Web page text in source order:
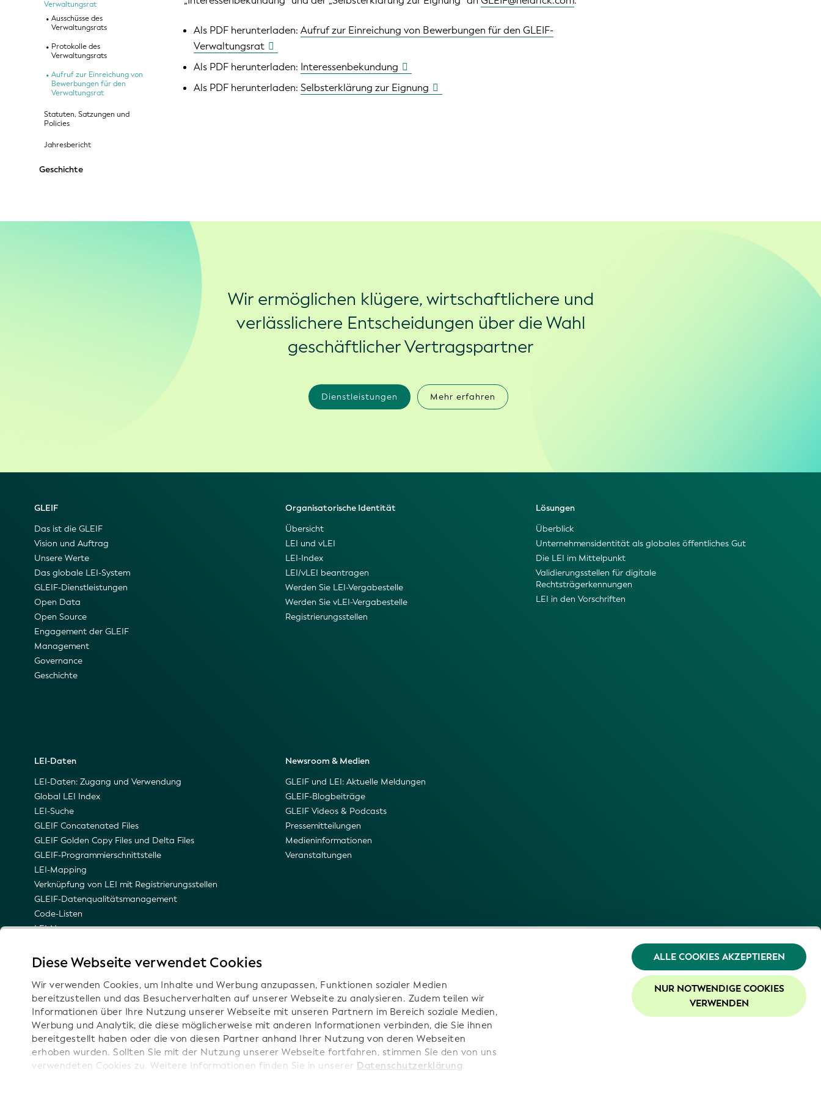
Diese Webseite verwendet Cookies
Wir verwenden Cookies, um Inhalte und Werbung anzupassen, Funktionen sozialer Medien
bereitzustellen und das Besucherverhalten auf unserer Webseite zu analysieren. Zudem teilen wir
Informationen über Ihre Nutzung unserer Webseite mit unseren Partnern im Bereich soziale Medien,
Werbung und Analytik, die diese möglicherweise mit anderen Informationen verbinden, die Sie ihnen
bereitgestellt haben oder die von diesen Partner anhand Ihrer Nutzung von deren Webseiten
erhoben wurden. Sollten Sie mit der Nutzung unserer Webseite fortfahren, stimmen Sie den von uns
verwendeten Cookies zu. Weitere Informationen finden Sie in unserer Datenschutzerklärung.
ALLE COOKIES AKZEPTIEREN
NUR NOTWENDIGE COOKIES
VERWENDEN
Verwaltungsrat
Ausschüsse des
Verwaltungsrats
Protokolle des
Verwaltungsrats
Aufruf zur Einreichung von
Bewerbungen für den
Verwaltungsrat
Statuten, Satzungen und
Policies
Jahresbericht
Geschichte
Als PDF herunterladen:Aufruf zur Einreichung von Bewerbungen für den GLEIF-
Verwaltungsrat
Als PDF herunterladen: Interessenbekundung
Als PDF herunterladen:Selbsterklärung zur Eignung
Wir ermöglichen klügere, wirtschaftlichere und
verlässlichere Entscheidungen über die Wahl
geschäftlicher Vertragspartner
Dienstleistungen Mehr erfahren
GLEIF
Das ist die GLEIF
Vision und Auftrag
Unsere Werte
Das globale LEI-System
GLEIF-Dienstleistungen
Open Data
Open Source
Engagement der GLEIF
Management
Governance
Geschichte
Organisatorische Identität
Übersicht
LEI und vLEI
LEI-Index
LEI/vLEI beantragen
Werden Sie LEI-Vergabestelle
Werden Sie vLEI-Vergabestelle
Registrierungsstellen
Lösungen
Überblick
Unternehmensidentität als globales öffentliches Gut
Die LEI im Mittelpunkt
Validierungsstellen für digitale
Rechtsträgerkennungen
LEI in den Vorschriften
LEI-Daten
LEI-Daten: Zugang und Verwendung
Global LEI Index
LEI-Suche
GLEIF Concatenated Files
GLEIF Golden Copy Files und Delta Files
GLEIF-Programmierschnittstelle
LEI-Mapping
Verknüpfung von LEI mit Registrierungsstellen
GLEIF-Datenqualitätsmanagement
Code-Listen
LEI-Namensraum
(LEI)
E-Mail-Benachrichtigungen zu technischen Updates
Newsroom & Medien
GLEIF und LEI: Aktuelle Meldungen
GLEIF-Blogbeiträge
GLEIF Videos & Podcasts
Pressemitteilungen
Medieninformationen
Veranstaltungen
Folgen Sie uns: